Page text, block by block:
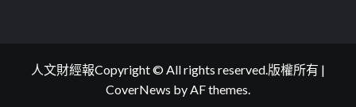
人文財經報Copyright © All rights reserved.版權所有 |
CoverNews by AF themes.